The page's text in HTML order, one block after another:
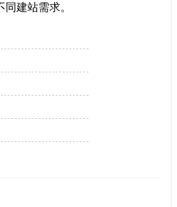
建站需求。